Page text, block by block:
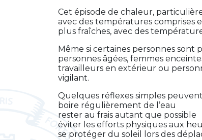
Cet épisode de chaleur,
avec des températures comprises
plus fraîches, avec des
Même si certaines personnes
personnes âgées, femmes
travailleurs en extérieur ou
vigilant.
Quelques réflexes simples
boire régulièrement de l’eau
rester au frais autant que possible
éviter les efforts physiques aux
se protéger du soleil lors des